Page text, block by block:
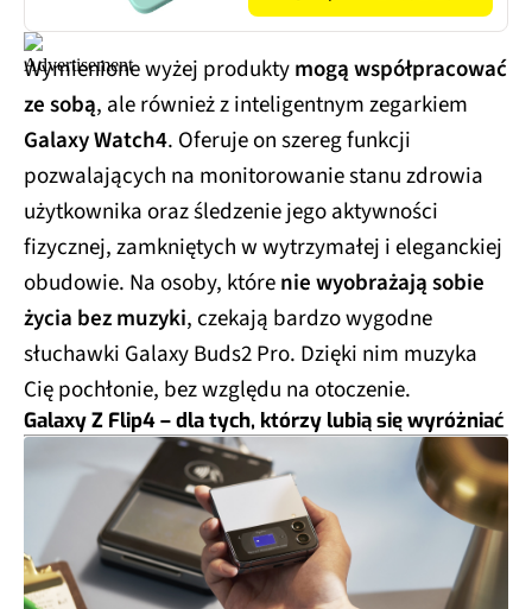
Wymienione wyżej produktymogą współpracować
ze sobą, ale również z inteligentnym zegarkiem
Galaxy Watch4. Oferuje on szereg funkcji
pozwalających na monitorowanie stanu zdrowia
użytkownika oraz śledzenie jego aktywności
fizycznej, zamkniętych w wytrzymałej i eleganckiej
obudowie. Na osoby, którenie wyobrażają sobie
życia bez muzyki, czekają bardzo wygodne
słuchawki Galaxy Buds2 Pro. Dzięki nim muzyka
Cię pochłonie, bez względu na otoczenie.
Galaxy Z Flip4 – dla tych, którzy lubią się wyróżniać